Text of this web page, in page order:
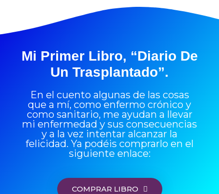
Mi Primer Libro, “Diario De
Un Trasplantado”.
En el cuento algunas de las cosas
que a mí, como enfermo crónico y
como sanitario, me ayudan a llevar
mi enfermedad y sus consecuencias
y a la vez intentar alcanzar la
felicidad. Ya podéis comprarlo en el
siguiente enlace:
COMPRAR LIBRO